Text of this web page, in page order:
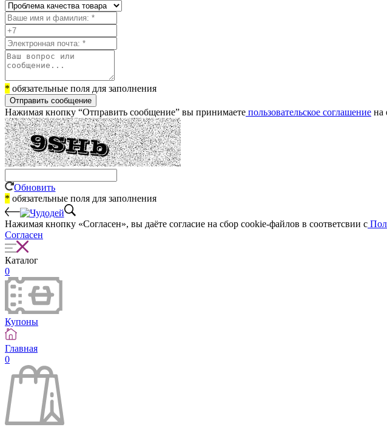
* обязательные поля для заполнения
Отправить сообщение
Нажимая кнопку “Отправить сообщение” вы принимаете пользовательское соглашение на
Обновить
* обязательные поля для заполнения
Нажимая кнопку «Согласен», вы даёте cогласие на сбор cookie-файлов в соответсвии с
Согласен
Каталог
0
Купоны
Главная
0